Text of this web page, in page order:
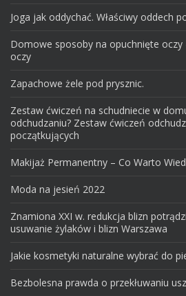
Joga jak oddychać. Właściwy oddech
Domowe sposoby na opuchnięte oczy
oczy
Zapachowe żele pod prysznic.
Zestaw ćwiczeń na schudniecie w
odchudzaniu? Zestaw ćwiczeń
początkujących
Makijaż Permanentny – Co Warto
Moda na jesień 2022
Znamiona XXI w. redukcja blizn
usuwanie żylaków i blizn Warszawa
Jakie kosmetyki naturalne wybrać do
Bezbolesna prawda o przekłuwaniu